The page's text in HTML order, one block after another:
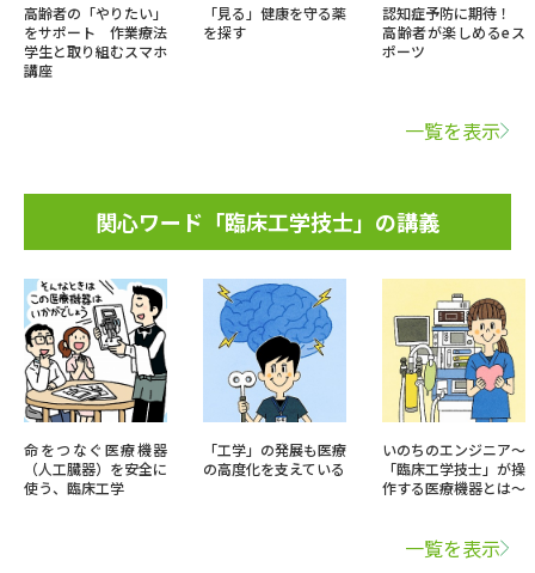
高齢者の「やりたい」
をサポート 作業療法
学生と取り組むスマホ
講座
「見る」健康を守る薬
を探す
認知症予防に期待！
高齢者が楽しめるeス
ポーツ
一覧を表示
関心ワード「臨床工学技士」の講義
命をつなぐ医療機器
（人工臓器）を安全に
使う、臨床工学
「工学」の発展も医療
の高度化を支えている
いのちのエンジニア～
「臨床工学技士」が操
作する医療機器とは～
一覧を表示